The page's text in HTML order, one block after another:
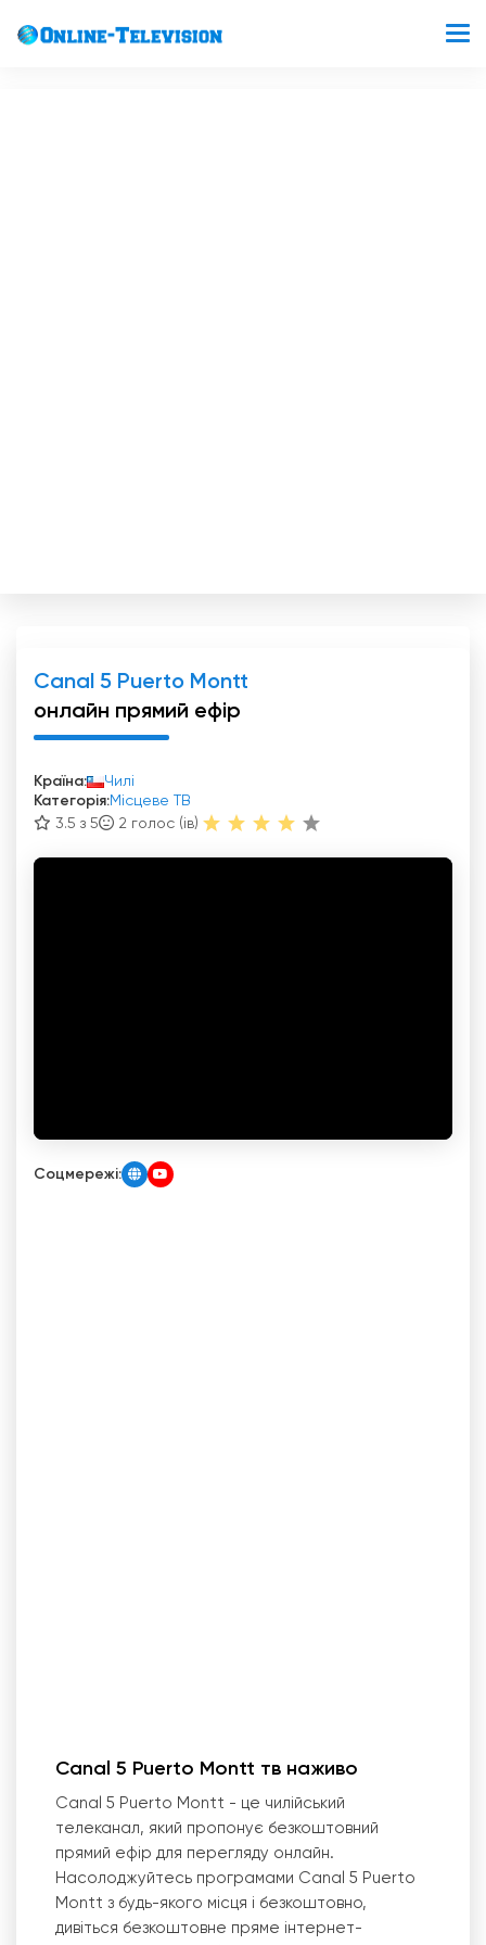
Canal 5 Puerto Montt
онлайн прямий ефір
Країна:
Чилі
Категорія:Місцеве ТВ
3.5 з 5
2 голос (ів)
Соцмережі:
Canal 5 Puerto Montt тв наживо
Canal 5 Puerto Montt - це чилійський
телеканал, який пропонує безкоштовний
прямий ефір для перегляду онлайн.
Насолоджуйтесь програмами Canal 5 Puerto
Montt з будь-якого місця і безкоштовно,
дивіться безкоштовне пряме інтернет-